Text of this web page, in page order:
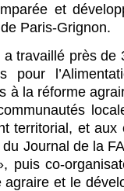
et
Paris-Grignon.
travaillé près de
pour
à la réforme
territorial, et
Journal de la
puis co-
agraire et le